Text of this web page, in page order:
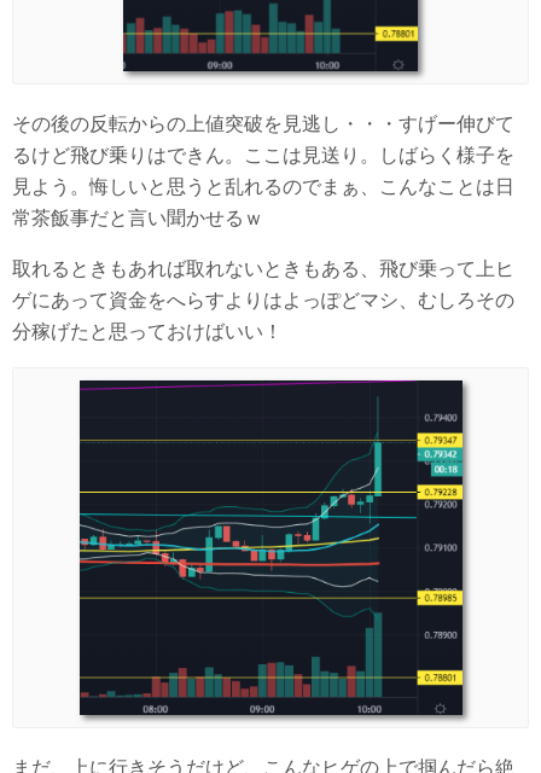
その後の反転からの上値突破を見逃し・・・すげー伸びて
るけど飛び乗りはできん。ここは見送り。しばらく様子を
見よう。悔しいと思うと乱れるのでまぁ、こんなことは日
常茶飯事だと言い聞かせるｗ
取れるときもあれば取れないときもある、飛び乗って上ヒ
ゲにあって資金をへらすよりはよっぽどマシ、むしろその
分稼げたと思っておけばいい！
まだ、上に行きそうだけど、こんなヒゲの上で掴んだら絶